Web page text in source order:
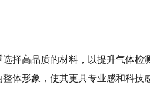
择高品质的材料，以提升气体
体形象，使其更具专业感和科技